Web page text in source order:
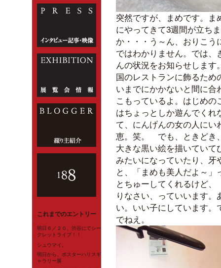
突然ですが、まめです。ま
にやってきて3週間が立ち
か・・・う～ん、おりこう
ではわかりません。では、
んの状況をお知らせします
国のレストランに飾るた
いまでにかかないと間に合
こもっているよ。はじめ
はちょっとしか遊んでくれ
て、にんげんの女の人にい
恵。笑。 でも、ときどき
大きな黒い絵を描いていて
みたいになっていたり、牙
と、「まめも美人だよ～
とちゅーしてくれるけど
りなさい、っていいます
い。いい子にしています。
でねえ。
これまでのエントリー
明日６／２０、渋谷にてシー
クレットライブ！！
シュウマイ。
明日から、ポスターハリスギ
ャラリー展